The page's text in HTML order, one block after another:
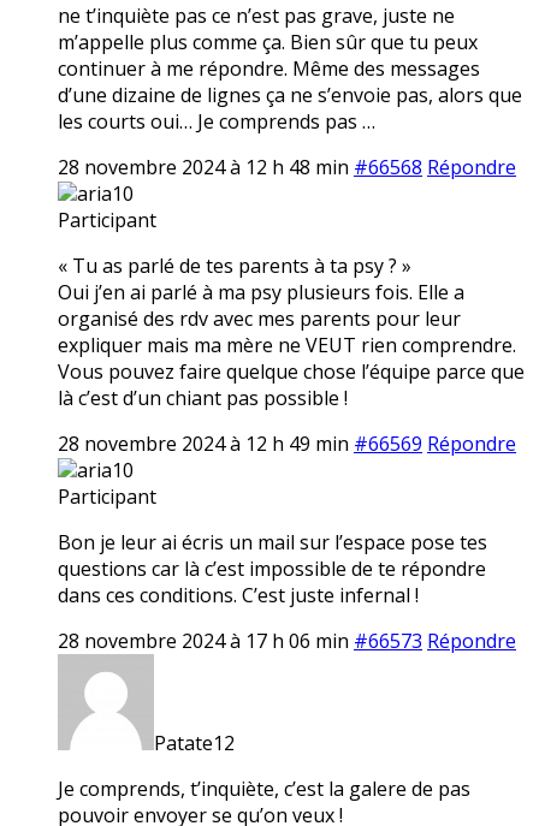
ne t’inquiète pas ce n’est pas grave, juste ne
m’appelle plus comme ça. Bien sûr que tu peux
continuer à me répondre. Même des messages
d’une dizaine de lignes ça ne s’envoie pas, alors que
les courts oui… Je comprends pas …
28 novembre 2024 à 12 h 48 min #66568 Répondre
aria10
Participant
« Tu as parlé de tes parents à ta psy ? »
Oui j’en ai parlé à ma psy plusieurs fois. Elle a
organisé des rdv avec mes parents pour leur
expliquer mais ma mère ne VEUT rien comprendre.
Vous pouvez faire quelque chose l’équipe parce que
là c’est d’un chiant pas possible !
28 novembre 2024 à 12 h 49 min #66569 Répondre
aria10
Participant
Bon je leur ai écris un mail sur l’espace pose tes
questions car là c’est impossible de te répondre
dans ces conditions. C’est juste infernal !
28 novembre 2024 à 17 h 06 min #66573 Répondre
Patate12
Je comprends, t’inquiète, c’est la galere de pas
pouvoir envoyer se qu’on veux !